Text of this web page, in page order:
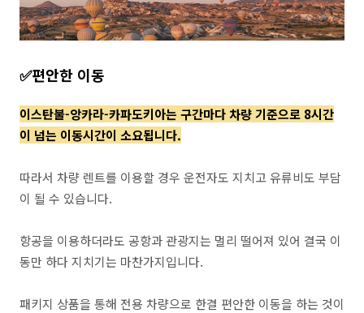
✅️편안한 이동
이스탄불-앙카라-카파도키아는 구간마다 차량 기준으로 8시간
이 넘는 이동시간이 소요됩니다.
따라서 차량 렌트를 이용할 경우 운전자도 지치고 유류비도 부담
이 될 수 있습니다.
항공을 이용하더라도 공항과 관광지는 멀리 떨어져 있어 결국 이
동만 하다 지치기는 마찬가지입니다.
패키지 상품을 통해 전용 차량으로 한결 편안한 이동을 하는 것이